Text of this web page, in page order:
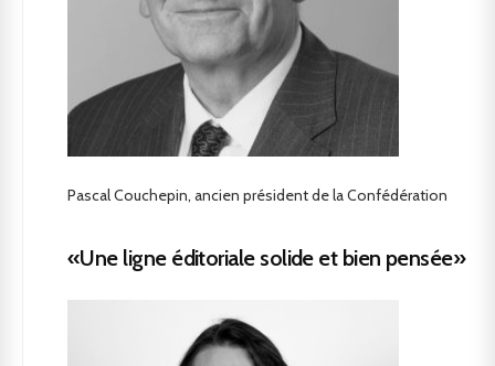
Pascal Couchepin, ancien président de la Confédération
«Une ligne éditoriale solide et bien pensée»